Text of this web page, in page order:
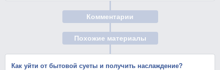
Комментарии
Похожие материалы
Как уйти от бытовой суеты и получить наслаждение?